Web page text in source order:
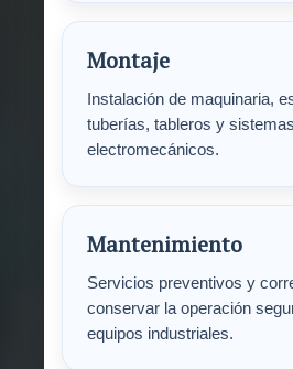
Montaje
Instalación de maquinaria,
tuberías, tableros y sistemas
electromecánicos.
Mantenimiento
Servicios preventivos y
conservar la operación
equipos industriales.